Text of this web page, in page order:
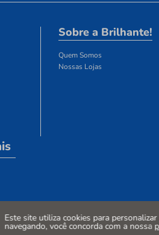
Este site utiliza cookies para
navegando, você concorda com a nossa
Sobre a Brilhante!
Quem Somos
Nossas Lojas